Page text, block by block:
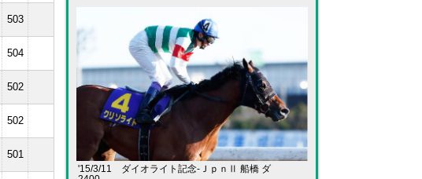
503
504
502
502
501
'15/3/11 ダイオライト記念-ＪｐｎⅡ 船橋 ダ